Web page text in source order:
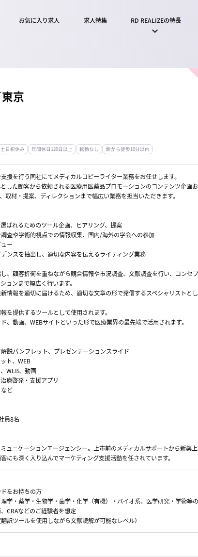
お気に入り求人 求人特集 RD REALIZEの特長
京
土日祝休み 年間休日120日以上 転勤なし 駅から徒歩10分以内
援を行う同社にてメディカルコピーライター業務をお任せします。
した顧客から依頼される医療用医薬品プロモーションのコンテンツ企画お
取材・提案、ディレクションまで幅広い業務を担当いただきます。
ばれるためのツール企画、ヒアリング、提案
査や学術的視点での情報収集、国内/海外の学会への参加
ー
ンスを抽出し、適切な内容を伝えるライティング業務
、顧客折衝を重ねながら競合情報や市況調査、文献調査を行い、コンセプ
ョンまで幅広く行います。
情報を適切に届けるため、適切な文章の形で発信するスペシャリストとし
を提供するツールとして使用されます。
、動画、WEBサイトといった形で医療業界の最先端で活用されます。
説パンフレット、プレゼンテーションスライド
ト、WEB
WEB、動画
療啓発・支援アプリ
ど
員8名
ュニケーションエージェンシー。上市前のメディカルサポートから新薬
にも深く入り込んでマーケティング支援活動を任されています。
をお持ちの方
学・薬学・生物学・歯学・化学（有機）・バイオ系、医学研究・学術等の
CRAなどのご経験者を想定
訳ツールを使用しながら文献読解が可能なレベル）